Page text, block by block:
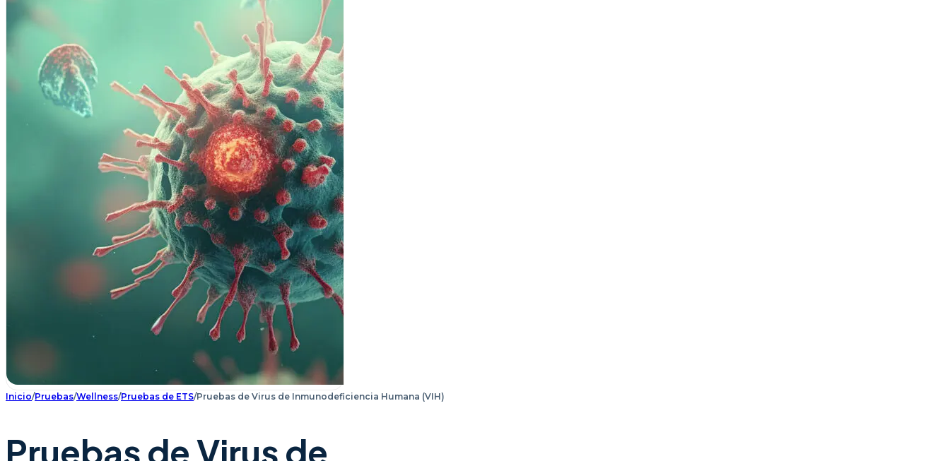
Inicio/Pruebas/Wellness/Pruebas de ETS/Pruebas de Virus de Inmunodeficiencia Humana (VIH)
Pruebas de Virus de